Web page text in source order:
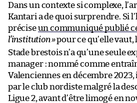
Dans un contexte si complexe,
Kantari a de quoi surprendre. Si
préciseun communiqué publié
l’institution»pour ce qu’elle vaut,
Stade brestois n’a qu’une seule
manager : nommé comme
Valenciennes en décembre 2023,
par le club nordiste malgré la
Ligue 2, avant d’être limogé en